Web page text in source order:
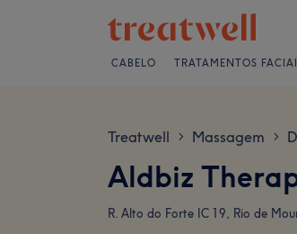
CABELO TRATAMENTOS
Treatwell > Massagem >
Aldbiz
R. Alto do Forte IC 19, Rio de